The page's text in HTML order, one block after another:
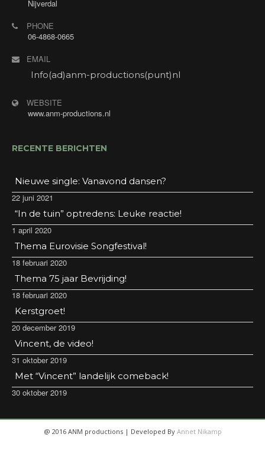
Nijverdal
PHONE
06-4868-0665
EMAIL
Info(ad)anm-productions(punt)nl
WEBSITE
www.anm-productions.nl
RECENTE BERICHTEN
Nieuwe single: Vanavond dansen?
22 juni 2021
“In de tuin” optredens: Leuke reactie!
1 april 2020
Thema Eurovisie Songfestival!
18 februari 2020
Thema 75 jaar Bevrijding!
18 februari 2020
Kerstgroet!
20 december 2019
Vincent, de video!
31 oktober 2019
Met “Vincent” landelijk comeback!
30 oktober 2019
@ 2016 ANM productions | Developed By Annet Nikamp